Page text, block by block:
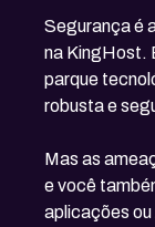
Segurança é
na KingHost.
parque
robusta e
Mas as
e você
aplicações